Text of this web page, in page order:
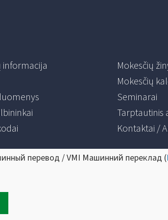
Mokesčių
Mokesčių
Seminarai
Tarptautinis
Kontaktai /
перевод / VMI Машинний переклад (